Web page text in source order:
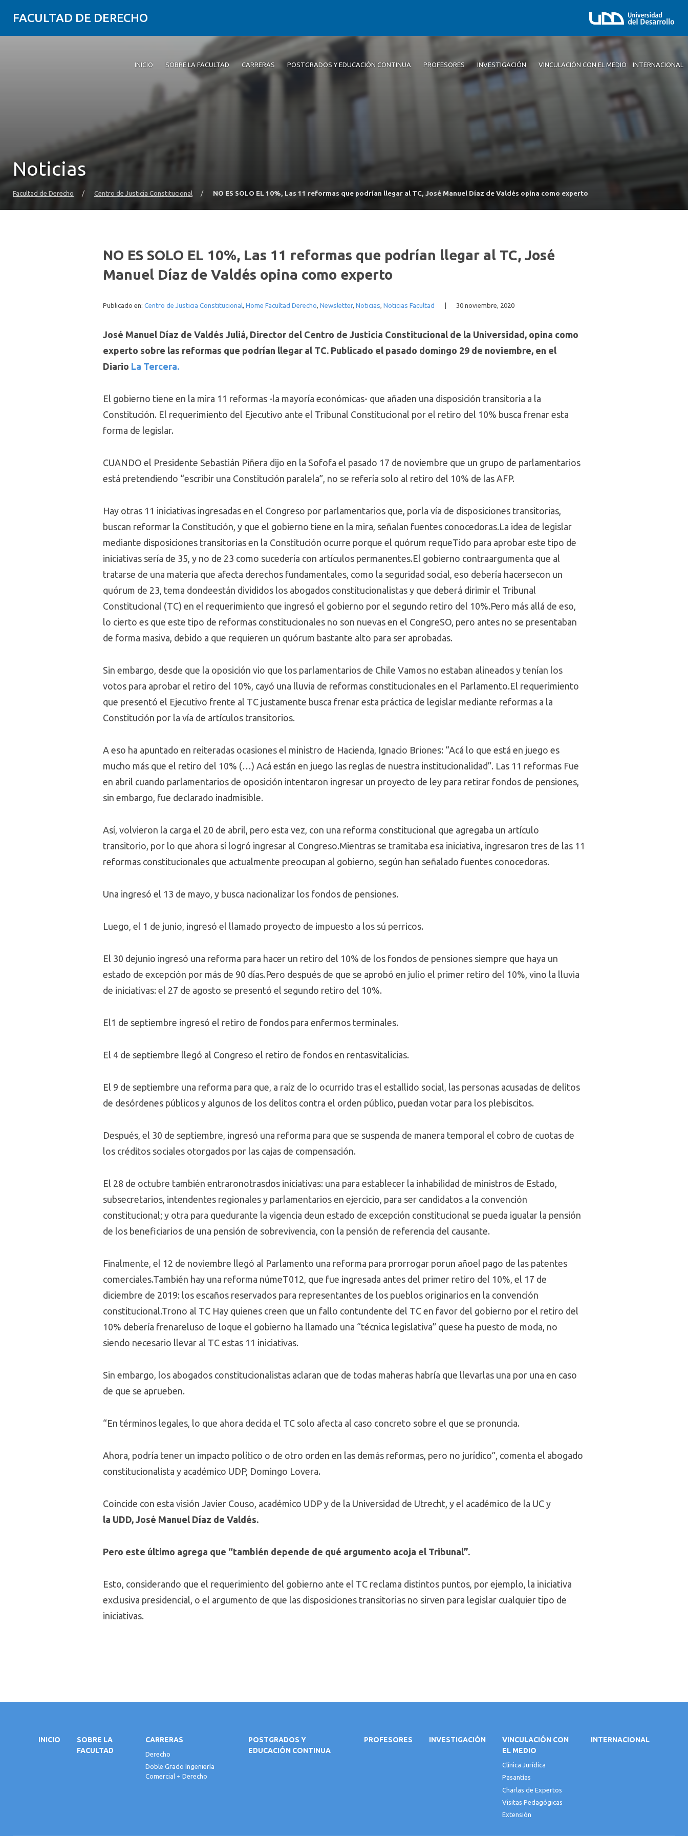
FACULTAD DE DERECHO
INICIO SOBRE LA FACULTAD CARRERAS POSTGRADOS Y EDUCACIÓN CONTINUA PROFESORES INVESTIGACIÓN VINCULACIÓN CON EL MEDIO INTERNACIONAL
Noticias
Facultad de Derecho / Centro de Justicia Constitucional / NO ES SOLO EL 10%, Las 11 reformas que podrían llegar al TC, José Manuel Díaz de Valdés opina como experto
NO ES SOLO EL 10%, Las 11 reformas que podrían llegar al TC, José
Manuel Díaz de Valdés opina como experto
Publicado en: Centro de Justicia Constitucional, Home Facultad Derecho, Newsletter, Noticias, Noticias Facultad 30 noviembre, 2020
José Manuel Díaz de Valdés Juliá, Director del Centro de Justicia Constitucional de la Universidad, opina como
experto sobre las reformas que podrían llegar al TC. Publicado el pasado domingo 29 de noviembre, en el
Diario La Tercera.
El gobierno tiene en la mira 11 reformas -la mayoría económicas- que añaden una disposición transitoria a la
Constitución. El requerimiento del Ejecutivo ante el Tribunal Constitucional por el retiro del 10% busca frenar esta
forma de legislar.
CUANDO el Presidente Sebastián Piñera dijo en la Sofofa el pasado 17 de noviembre que un grupo de parlamentarios
está pretendiendo “escribir una Constitución paralela”, no se refería solo al retiro del 10% de las AFP.
Hay otras 11 iniciativas ingresadas en el Congreso por parlamentarios que, porla vía de disposiciones transitorias,
buscan reformar la Constitución, y que el gobierno tiene en la mira, señalan fuentes conocedoras.La idea de legislar
mediante disposiciones transitorias en la Constitución ocurre porque el quórum requeTido para aprobar este tipo de
iniciativas sería de 35, y no de 23 como sucedería con artículos permanentes.El gobierno contraargumenta que al
tratarse de una materia que afecta derechos fundamentales, como la seguridad social, eso debería hacersecon un
quórum de 23, tema dondeestán divididos los abogados constitucionalistas y que deberá dirimir el Tribunal
Constitucional (TC) en el requerimiento que ingresó el gobierno por el segundo retiro del 10%.Pero más allá de eso,
lo cierto es que este tipo de reformas constitucionales no son nuevas en el CongreSO, pero antes no se presentaban
de forma masiva, debido a que requieren un quórum bastante alto para ser aprobadas.
Sin embargo, desde que la oposición vio que los parlamentarios de Chile Vamos no estaban alineados y tenían los
votos para aprobar el retiro del 10%, cayó una lluvia de reformas constitucionales en el Parlamento.El requerimiento
que presentó el Ejecutivo frente al TC justamente busca frenar esta práctica de legislar mediante reformas a la
Constitución por la vía de artículos transitorios.
A eso ha apuntado en reiteradas ocasiones el ministro de Hacienda, Ignacio Briones: “Acá lo que está en juego es
mucho más que el retiro del 10% (…) Acá están en juego las reglas de nuestra institucionalidad”. Las 11 reformas Fue
en abril cuando parlamentarios de oposición intentaron ingresar un proyecto de ley para retirar fondos de pensiones,
sin embargo, fue declarado inadmisible.
Así, volvieron la carga el 20 de abril, pero esta vez, con una reforma constitucional que agregaba un artículo
transitorio, por lo que ahora sí logró ingresar al Congreso.Mientras se tramitaba esa iniciativa, ingresaron tres de las 11
reformas constitucionales que actualmente preocupan al gobierno, según han señalado fuentes conocedoras.
Una ingresó el 13 de mayo, y busca nacionalizar los fondos de pensiones.
Luego, el 1 de junio, ingresó el llamado proyecto de impuesto a los sú perricos.
El 30 dejunio ingresó una reforma para hacer un retiro del 10% de los fondos de pensiones siempre que haya un
estado de excepción por más de 90 días.Pero después de que se aprobó en julio el primer retiro del 10%, vino la lluvia
de iniciativas: el 27 de agosto se presentó el segundo retiro del 10%.
El1 de septiembre ingresó el retiro de fondos para enfermos terminales.
El 4 de septiembre llegó al Congreso el retiro de fondos en rentasvitalicias.
El 9 de septiembre una reforma para que, a raíz de lo ocurrido tras el estallido social, las personas acusadas de delitos
de desórdenes públicos y algunos de los delitos contra el orden público, puedan votar para los plebiscitos.
Después, el 30 de septiembre, ingresó una reforma para que se suspenda de manera temporal el cobro de cuotas de
los créditos sociales otorgados por las cajas de compensación.
El 28 de octubre también entraronotrasdos iniciativas: una para establecer la inhabilidad de ministros de Estado,
subsecretarios, intendentes regionales y parlamentarios en ejercicio, para ser candidatos a la convención
constitucional; y otra para quedurante la vigencia deun estado de excepción constitucional se pueda igualar la pensión
de los beneficiarios de una pensión de sobrevivencia, con la pensión de referencia del causante.
Finalmente, el 12 de noviembre llegó al Parlamento una reforma para prorrogar porun añoel pago de las patentes
comerciales.También hay una reforma númeT012, que fue ingresada antes del primer retiro del 10%, el 17 de
diciembre de 2019: los escaños reservados para representantes de los pueblos originarios en la convención
constitucional.Trono al TC Hay quienes creen que un fallo contundente del TC en favor del gobierno por el retiro del
10% debería frenareluso de loque el gobierno ha llamado una “técnica legislativa” quese ha puesto de moda, no
siendo necesario llevar al TC estas 11 iniciativas.
Sin embargo, los abogados constitucionalistas aclaran que de todas maheras habría que llevarlas una por una en caso
de que se aprueben.
“En términos legales, lo que ahora decida el TC solo afecta al caso concreto sobre el que se pronuncia.
Ahora, podría tener un impacto político o de otro orden en las demás reformas, pero no jurídico”, comenta el abogado
constitucionalista y académico UDP, Domingo Lovera.
Coincide con esta visión Javier Couso, académico UDP y de la Universidad de Utrecht, y el académico de la UC y
la UDD, José Manuel Díaz de Valdés.
Pero este último agrega que “también depende de qué argumento acoja el Tribunal”.
Esto, considerando que el requerimiento del gobierno ante el TC reclama distintos puntos, por ejemplo, la iniciativa
exclusiva presidencial, o el argumento de que las disposiciones transitorias no sirven para legislar cualquier tipo de
iniciativas.
INICIO
SOBRE LA
FACULTAD
CARRERAS
Derecho
Doble Grado Ingeniería
Comercial + Derecho
POSTGRADOS Y
EDUCACIÓN CONTINUA
PROFESORES INVESTIGACIÓN
VINCULACIÓN CON
EL MEDIO
Clínica Jurídica
Pasantías
Charlas de Expertos
Visitas Pedagógicas
Extensión
INTERNACIONAL